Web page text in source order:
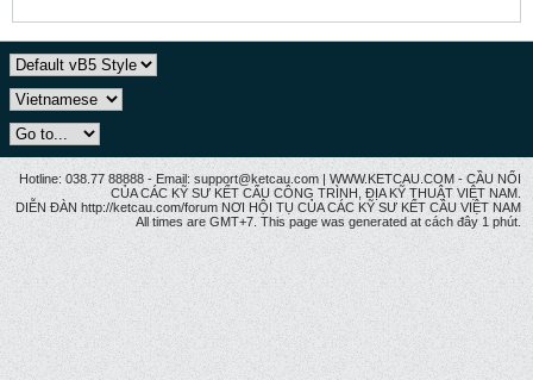
Hotline: 038.77 88888 - Email: support@ketcau.com | WWW.KETCAU.COM - CẦU NỐI
CỦA CÁC KỸ SƯ KẾT CẤU CÔNG TRÌNH, ĐỊA KỸ THUẬT VIỆT NAM.
DIỄN ĐÀN http://ketcau.com/forum NƠI HỘI TỤ CỦA CÁC KỸ SƯ KẾT CÂU VIỆT NAM
All times are GMT+7. This page was generated at cách đây 1 phút.